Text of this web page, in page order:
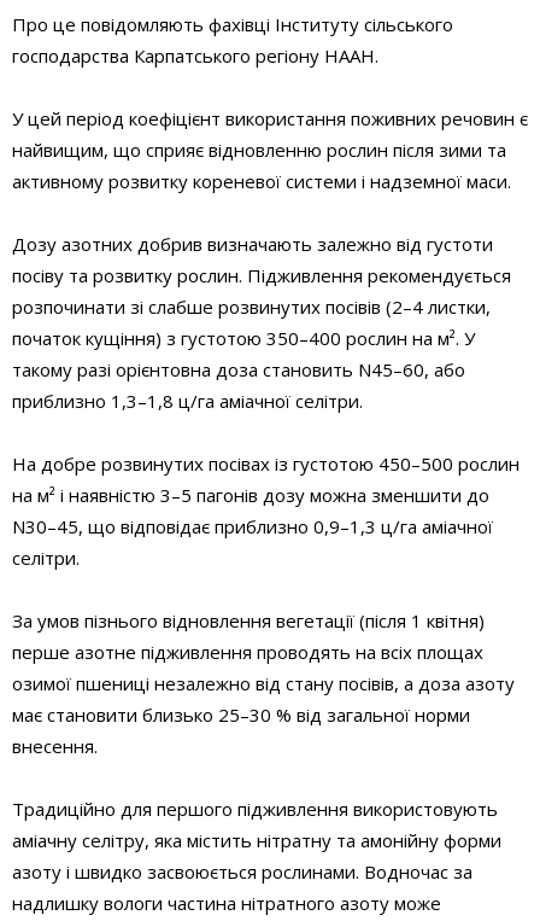
Про це повідомляють фахівці Інституту сільського
господарства Карпатського регіону НААН.
У цей період коефіцієнт використання поживних речовин є
найвищим, що сприяє відновленню рослин після зими та
активному розвитку кореневої системи і надземної маси.
Дозу азотних добрив визначають залежно від густоти
посіву та розвитку рослин. Підживлення рекомендується
розпочинати зі слабше розвинутих посівів (2–4 листки,
початок кущіння) з густотою 350–400 рослин на м². У
такому разі орієнтовна доза становить N45–60, або
приблизно 1,3–1,8 ц/га аміачної селітри.
На добре розвинутих посівах із густотою 450–500 рослин
на м² і наявністю 3–5 пагонів дозу можна зменшити до
N30–45, що відповідає приблизно 0,9–1,3 ц/га аміачної
селітри.
За умов пізнього відновлення вегетації (після 1 квітня)
перше азотне підживлення проводять на всіх площах
озимої пшениці незалежно від стану посівів, а доза азоту
має становити близько 25–30 % від загальної норми
внесення.
Традиційно для першого підживлення використовують
аміачну селітру, яка містить нітратну та амонійну форми
азоту і швидко засвоюється рослинами. Водночас за
надлишку вологи частина нітратного азоту може